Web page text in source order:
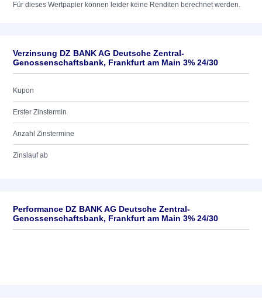
Für dieses Wertpapier können leider keine Renditen berechnet werden.
Verzinsung DZ BANK AG Deutsche Zentral-
Genossenschaftsbank, Frankfurt am Main 3% 24/30
Kupon
Erster Zinstermin
Anzahl Zinstermine
Zinslauf ab
Performance DZ BANK AG Deutsche Zentral-
Genossenschaftsbank, Frankfurt am Main 3% 24/30